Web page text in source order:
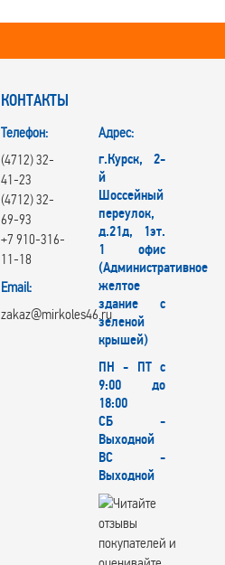
КОНТАКТЫ
Телефон:
(4712) 32-
41-23
(4712) 32-
69-93
+7 910-316-
11-18
Email:
zakaz@mirkoles46.ru
Адрес:
г.Курск, 2-
й
Шоссейный
переулок,
д.21д, 1эт.
1 офис
(Административное
желтое
здание с
зеленой
крышей)
ПН - ПТ с
9:00 до
18:00
СБ -
Выходной
ВС -
Выходной